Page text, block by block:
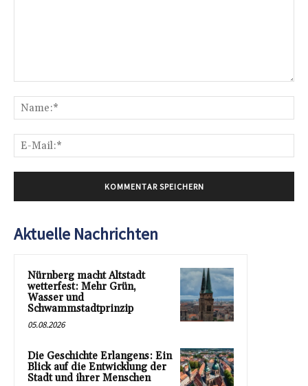
Aktuelle Nachrichten
Nürnberg macht Altstadt
wetterfest: Mehr Grün,
Wasser und
Schwammstadtprinzip
05.08.2026
Die Geschichte Erlangens: Ein
Blick auf die Entwicklung der
Stadt und ihrer Menschen